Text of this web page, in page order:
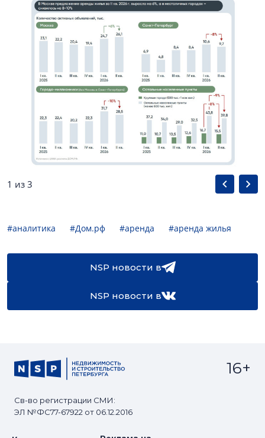
1 из 3
#аналитика #Дом.рф #аренда #аренда жилья
NSP новости в
NSP новости в
Св-во регистрации СМИ:
ЭЛ №ФС77-67922 от 06.12.2016
16+